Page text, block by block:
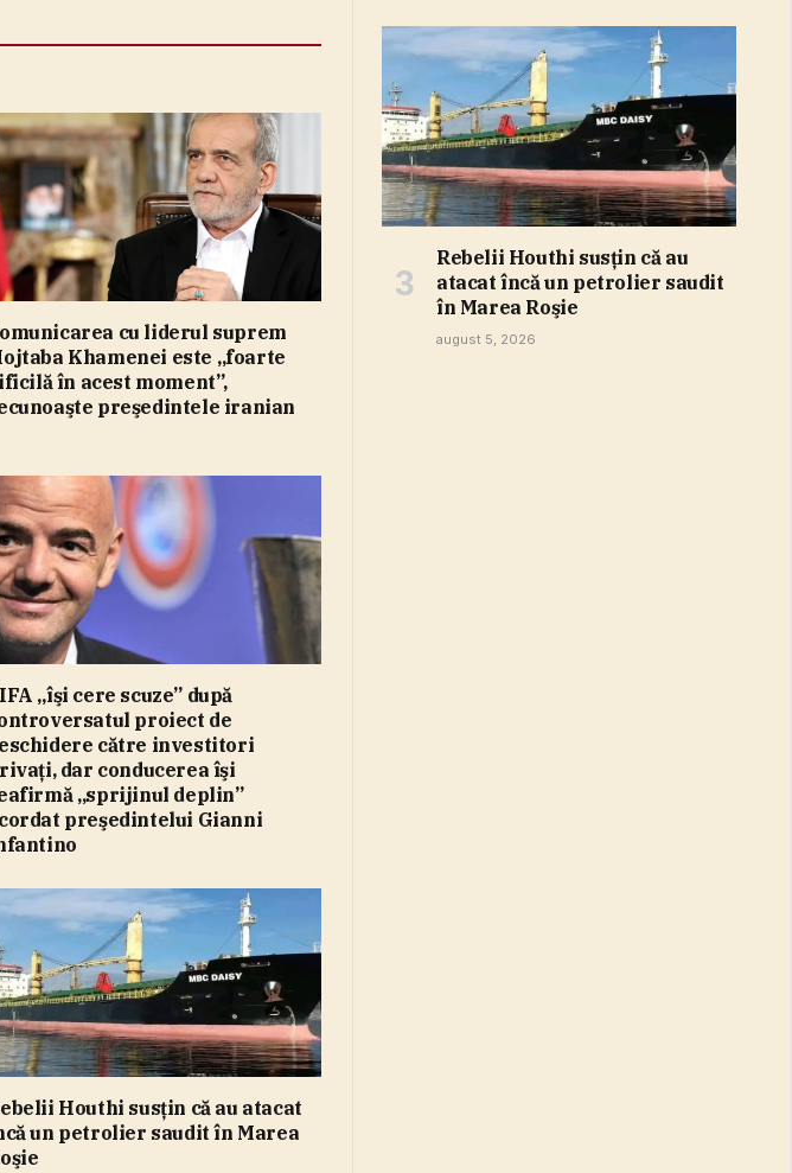
cu liderul suprem
Khamenei este „foarte
în acest moment”,
preşedintele iranian
„îşi cere scuze” după
proiect de
către investitori
dar conducerea îşi
„sprijinul deplin”
preşedintelui Gianni
Houthi susţin că au atacat
un petrolier saudit în Marea
Rebelii Houthi susţin că au
atacat încă un petrolier saudit
în Marea Roşie
august 5, 2026